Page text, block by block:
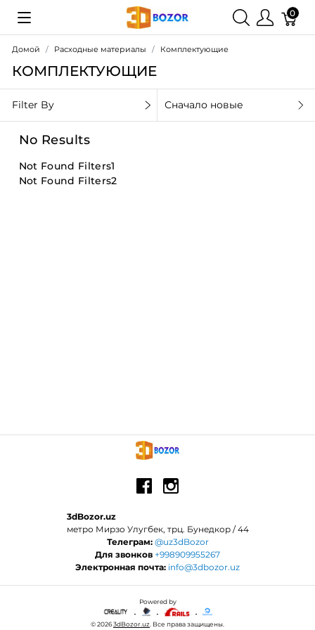
0
Домой Расходные материалы Комплектующие
КОМПЛЕКТУЮЩИЕ
Filter By Сначало новые
No Results
Not Found Filters1
Not Found Filters2
3dBozor.uz
метро Мирзо Улугбек, трц. Бунедкор / 44
Телеграм: @uz3dBozor
Для звонков +998909955267
Электронная почта: info@3dbozor.uz
Powered by
© 20263dBozor.uz . Все права защищены.